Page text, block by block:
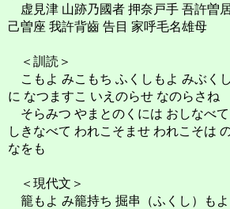
虚見津 山跡乃國者 押奈戸手 吾許曽
己曽座 我許背齒 告目 家呼毛名雄母
＜訓読＞
こもよ みこもち ふくしもよ みぶく
に なつますこ いえのらせ なのらさね
そらみつ やまとのくには おしなべ
しきなべて われこそませ われこそは
なをも
＜現代文＞
籠もよ み籠持ち 掘串（ふくし）もよ